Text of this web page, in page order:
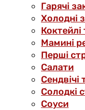
Гарячі
Холодні
Коктейлі
Мамині
Перші
Салати
Солодкі
Соуси